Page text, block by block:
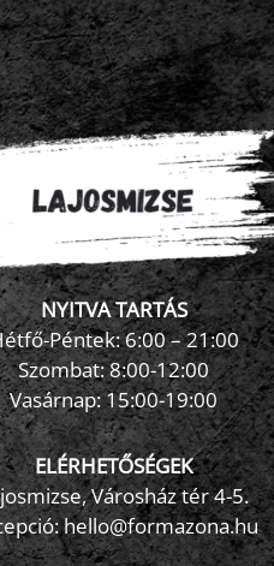
NYITVA TARTÁS
Péntek: 6:00 – 21:00
Szombat: 8:00-12:00
Vasárnap: 15:00-19:00
ELÉRHETŐSÉGEK
Városház tér 4-5.
hello@formazona.hu
FormaZona chatbot